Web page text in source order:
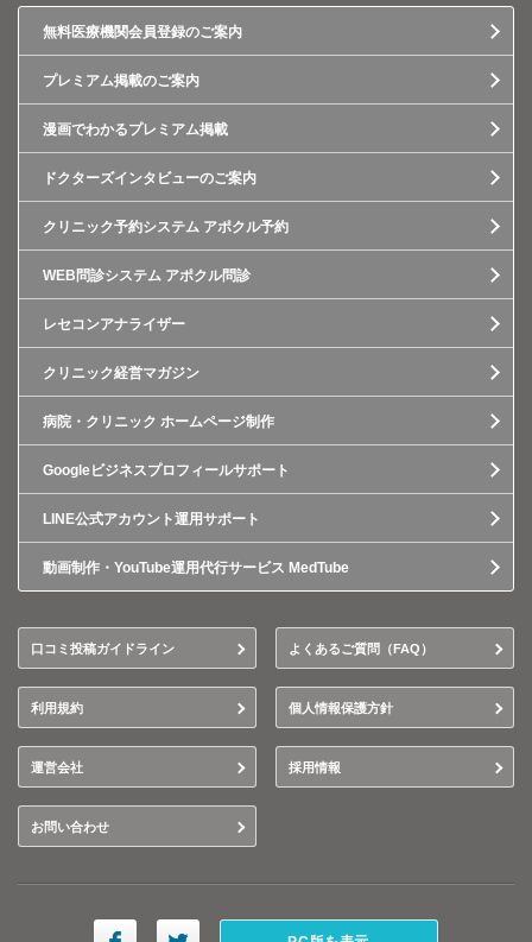
無料医療機関会員登録のご案内
プレミアム掲載のご案内
漫画でわかるプレミアム掲載
ドクターズインタビューのご案内
クリニック予約システム アポクル予約
WEB問診システム アポクル問診
レセコンアナライザー
クリニック経営マガジン
病院・クリニック ホームページ制作
Googleビジネスプロフィールサポート
LINE公式アカウント運用サポート
動画制作・YouTube運用代行サービス MedTube
口コミ投稿ガイドライン よくあるご質問（FAQ）
利用規約 個人情報保護方針
運営会社 採用情報
お問い合わせ